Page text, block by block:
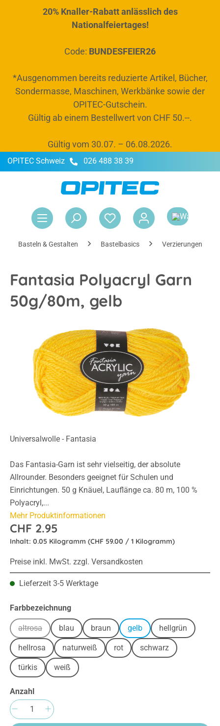
springen20% Knaller-Rabatt anlässlich des
Nationalfeiertages!
Code: BUNDESFEIER26
*Ausgenommen bereits reduzierte Artikel, Bücher,
Sondermasse, Maschinen, Werkbänke sowie der
OPITEC-Gutschein.
Gültig ab einem Bestellwert von CHF 50.--.
Gültig vom 30.07. – 06.08.2026.
OPITEC Schweiz 026 488 38 39
Basteln & Gestalten Bastelbasics Verzierungen &
Fantasia Polyacryl Garn
50g/80m, gelb
Universalwolle - Fantasia
Das Fantasia-Garn ist sehr vielseitig, der absolute
Allrounder. Besonders geeignet für Schulen und
Einrichtungen. 50 g Knäuel, Lauflänge ca. 80 m, 100 %
Polyacryl,...
Mehr Produktinformationen
CHF 2.95
Inhalt: 0.05 Kilogramm (CHF 59.00 / 1 Kilogramm)
Preise inkl. MwSt. zzgl. Versandkosten
Lieferzeit 3-5 Werktage
Farbbezeichnungauswählen
altrosa(Diese Option ist zurzeit nicht verfügbar.)
blau braun gelb hellgrün
hellrosa naturweiß rot schwarz
türkis weiß
Anzahl
Produkt Anzahl: Gib den gewünschten